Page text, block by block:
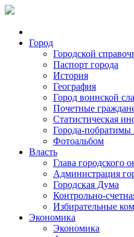
Город
Городской
Паспорт города
История
География
Город воинской
Почетные
Статистическая
Города-побратимы
Фотоальбом
Власть
Глава городского
Администрация
Городская Дума
Контрольно-
Избирательные
Экономика
Экономика